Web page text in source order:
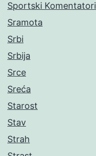
Sportski Komentatori
Sramota
Srbi
Srbija
Srce
Sreća
Starost
Stav
Strah